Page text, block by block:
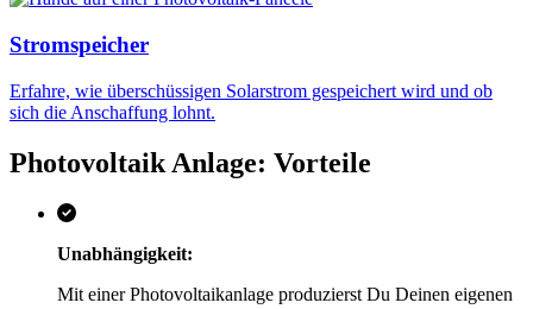
Stromspeicher
Erfahre, wie überschüssigen Solarstrom gespeichert wird und ob
sich die Anschaffung lohnt.
Photovoltaik Anlage: Vorteile
Unabhängigkeit:
Mit einer Photovoltaikanlage produzierst Du Deinen eigenen